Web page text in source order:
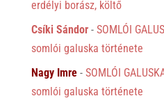
erdélyi borász, költő
Csíki Sándor- SOMLÓI
somlói galuska története
Nagy Imre- SOMLÓI
somlói galuska története